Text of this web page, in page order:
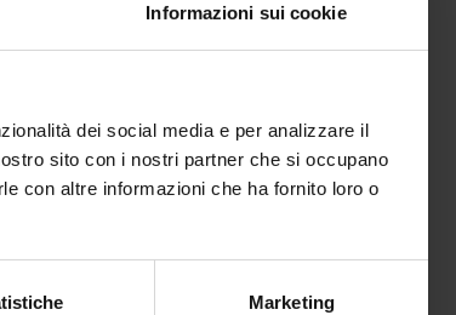
Informazioni sui cookie
dei social media e per analizzare il
sito con i nostri partner che si occupano
con altre informazioni che ha fornito loro o
Marketing